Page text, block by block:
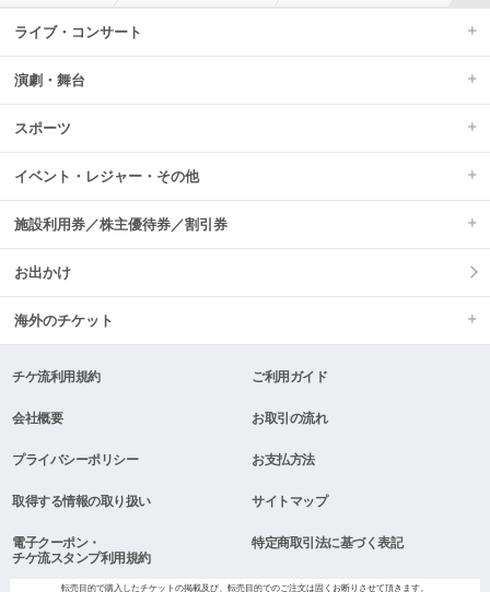
ライブ・コンサート
演劇・舞台
スポーツ
イベント・レジャー・その他
施設利用券／株主優待券／割引券
お出かけ
海外のチケット
チケ流利用規約 ご利用ガイド
会社概要 お取引の流れ
プライバシーポリシー お支払方法
取得する情報の取り扱い サイトマップ
電子クーポン・
チケ流スタンプ利用規約
特定商取引法に基づく表記
転売目的で購入したチケットの掲載及び、転売目的でのご注文は固くお断りさせて頂きます。